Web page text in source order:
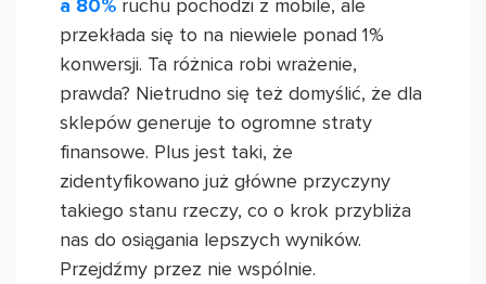
a 80% ruchu pochodzi z mobile, ale
przekłada się to na niewiele ponad 1%
konwersji. Ta różnica robi wrażenie,
prawda? Nietrudno się też domyślić, że dla
sklepów generuje to ogromne straty
finansowe. Plus jest taki, że
zidentyfikowano już główne przyczyny
takiego stanu rzeczy, co o krok przybliża
nas do osiągania lepszych wyników.
Przejdźmy przez nie wspólnie.